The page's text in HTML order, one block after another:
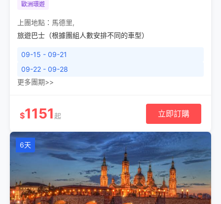
歐洲環遊
上團地點： 馬德里,
旅遊巴士（根據團組人數安排不同的車型）
09-15 - 09-21
09-22 - 09-28
更多團期>>
$1151起 立即訂購
6天